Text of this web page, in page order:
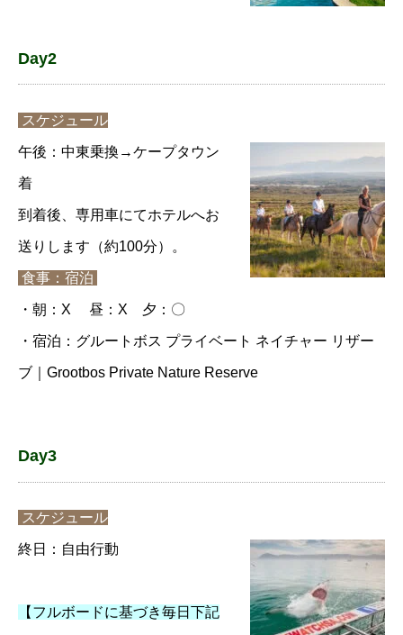
Day2
スケジュール
午後：中東乗換→ケープタウン
着
到着後、専用車にてホテルへお
送りします（約100分）。
食事：宿泊
・朝：X 昼：X 夕：〇
・宿泊：グルートボス プライベート ネイチャー リザー
ブ｜Grootbos Private Nature Reserve
Day3
スケジュール
終日：自由行動
【フルボードに基づき毎日下記